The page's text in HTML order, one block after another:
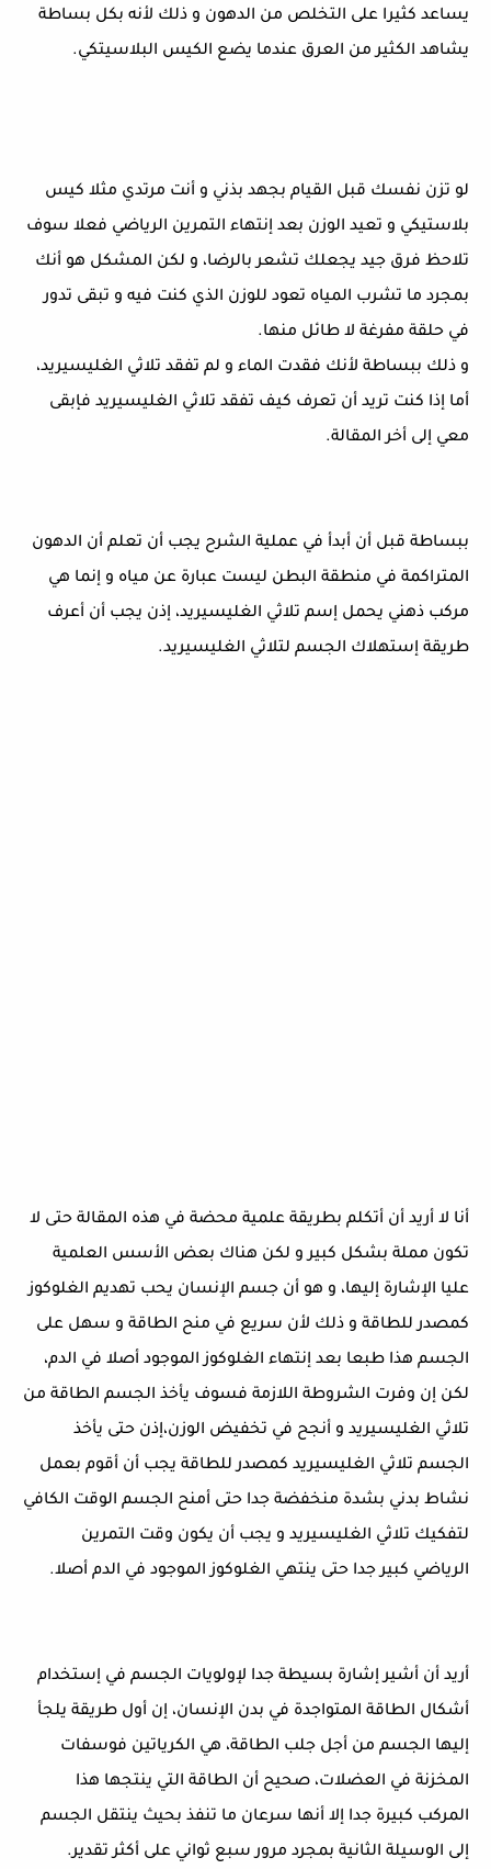
يساعد كثيرا على التخلص من الدهون و ذلك لأنه بكل بساطة
يشاهد الكثير من العرق عندما يضع الكيس البلاسيتكي.
لو تزن نفسك قبل القيام بجهد بذني و أنت مرتدي مثلا كيس
بلاستيكي و تعيد الوزن بعد إنتهاء التمرين الرياضي فعلا سوف
تلاحظ فرق جيد يجعلك تشعر بالرضا، و لكن المشكل هو أنك
بمجرد ما تشرب المياه تعود للوزن الذي كنت فيه و تبقى تدور
في حلقة مفرغة لا طائل منها.
و ذلك ببساطة لأنك فقدت الماء و لم تفقد تلاثي الغليسيريد،
أما إذا كنت تريد أن تعرف كيف تفقد تلاثي الغليسيريد فإبقى
معي إلى أخر المقالة.
ببساطة قبل أن أبدأ في عملية الشرح يجب أن تعلم أن الدهون
المتراكمة في منطقة البطن ليست عبارة عن مياه و إنما هي
مركب ذهني يحمل إسم تلاثي الغليسيريد، إذن يجب أن أعرف
طريقة إستهلاك الجسم لتلاثي الغليسيريد.
أنا لا أريد أن أتكلم بطريقة علمية محضة في هذه المقالة حتى لا
تكون مملة بشكل كبير و لكن هناك بعض الأسس العلمية
عليا الإشارة إليها، و هو أن جسم الإنسان يحب تهديم الغلوكوز
كمصدر للطاقة و ذلك لأن سريع في منح الطاقة و سهل على
الجسم هذا طبعا بعد إنتهاء الغلوكوز الموجود أصلا في الدم،
لكن إن وفرت الشروطة اللازمة فسوف يأخذ الجسم الطاقة من
تلاثي الغليسيريد و أنجح في تخفيض الوزن،إذن حتى يأخذ
الجسم تلاثي الغليسيريد كمصدر للطاقة يجب أن أقوم بعمل
نشاط بدني بشدة منخفضة جدا حتى أمنح الجسم الوقت الكافي
لتفكيك تلاثي الغليسيريد و يجب أن يكون وقت التمرين
الرياضي كبير جدا حتى ينتهي الغلوكوز الموجود في الدم أصلا.
أريد أن أشير إشارة بسيطة جدا لإولويات الجسم في إستخدام
أشكال الطاقة المتواجدة في بدن الإنسان، إن أول طريقة يلجأ
إليها الجسم من أجل جلب الطاقة، هي الكرياتين فوسفات
المخزنة في العضلات، صحيح أن الطاقة التي ينتجها هذا
المركب كبيرة جدا إلا أنها سرعان ما تنفذ بحيث ينتقل الجسم
إلى الوسيلة الثانية بمجرد مرور سبع ثواني على أكثر تقدير.